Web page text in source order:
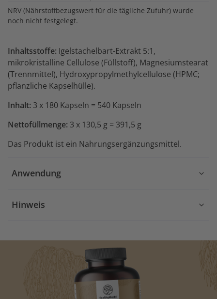
NRV (Nährstoffbezugswert für die tägliche Zufuhr) wurde
noch nicht festgelegt.
Inhaltsstoffe: Igelstachelbart-Extrakt 5:1,
mikrokristalline Cellulose (Füllstoff), Magnesiumstearat
(Trennmittel), Hydroxypropylmethylcellulose (HPMC;
pflanzliche Kapselhülle).
Inhalt: 3 x 180 Kapseln = 540 Kapseln
Nettofüllmenge: 3 x 130,5 g = 391,5 g
Das Produkt ist ein Nahrungsergänzungsmittel.
Anwendung
Hinweis